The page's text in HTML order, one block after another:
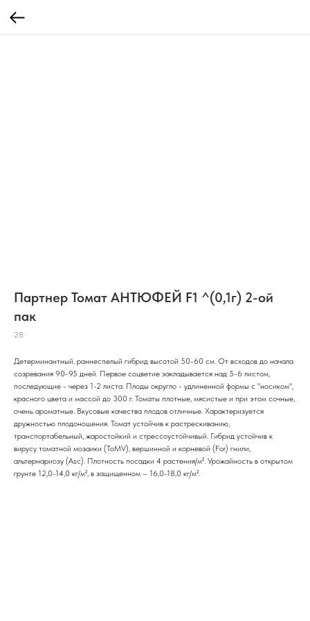
Партнер Томат АНТЮФЕЙ F1 ^(0,1г) 2-ой
пак
28
Детерминантный, раннеспелый гибрид высотой 50-60 см. От всходов до начала
созревания 90-95 дней. Первое соцветие закладывается над 5-6 листом,
последующие - через 1-2 листа. Плоды округло - удлиненной формы с "носиком",
красного цвета и массой до 300 г. Томаты плотные, мясистые и при этом сочные,
очень ароматные. Вкусовые качества плодов отличные. Характеризуется
дружностью плодоношения. Томат устойчив к растрескиванию,
транспортабельный, жаростойкий и стрессоустойчивый. Гибрид устойчив к
вирусу томатной мозаики (ToMV), вершинной и корневой (For) гнили,
альтернариозу (Asc). Плотность посадки 4 растения/м². Урожайность в открытом
грунте 12,0-14,0 кг/м², в защищенном – 16,0-18,0 кг/м².